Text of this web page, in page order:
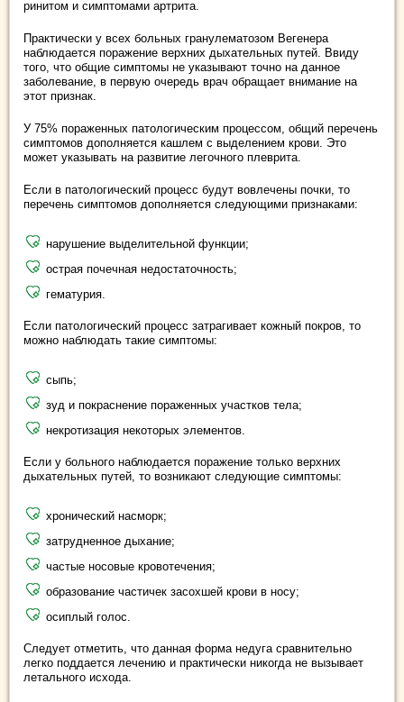
ринитом и симптомами артрита.
Практически у всех больных гранулематозом Вегенера
наблюдается поражение верхних дыхательных путей. Ввиду
того, что общие симптомы не указывают точно на данное
заболевание, в первую очередь врач обращает внимание на
этот признак.
У 75% пораженных патологическим процессом, общий перечень
симптомов дополняется кашлем с выделением крови. Это
может указывать на развитие легочного плеврита.
Если в патологический процесс будут вовлечены почки, то
перечень симптомов дополняется следующими признаками:
нарушение выделительной функции;
острая почечная недостаточность;
гематурия.
Если патологический процесс затрагивает кожный покров, то
можно наблюдать такие симптомы:
сыпь;
зуд и покраснение пораженных участков тела;
некротизация некоторых элементов.
Если у больного наблюдается поражение только верхних
дыхательных путей, то возникают следующие симптомы:
хронический насморк;
затрудненное дыхание;
частые носовые кровотечения;
образование частичек засохшей крови в носу;
осиплый голос.
Следует отметить, что данная форма недуга сравнительно
легко поддается лечению и практически никогда не вызывает
летального исхода.